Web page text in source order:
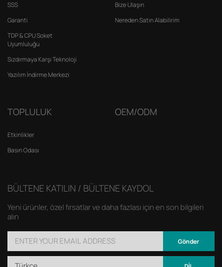
SSS
Garanti
TDP & CPU Soket
Uyumluluğu
Sızdırmaya Karşı Teknoloji
Yazılım İndirme Merkezi
Bize Ulaşın
Nereden Satın Alabilirim
TOPLULUK
Etkinlikler
Basın Odası
OEM/ODM
BÜLTENE KATILIN / BÜLTENE KAYDOL
Yeni ürünler, özel fırsatlar ve daha fazlası için en son bilgileri
alın
Gönder